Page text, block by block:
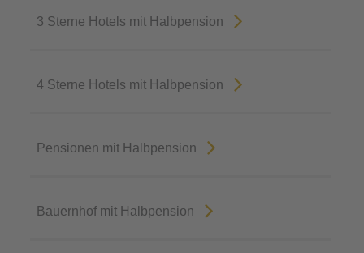
3 Sterne Hotels mit Halbpension
4 Sterne Hotels mit Halbpension
Pensionen mit Halbpension
Bauernhof mit Halbpension